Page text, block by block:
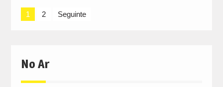
Navegação
1 2 Seguinte
No Ar